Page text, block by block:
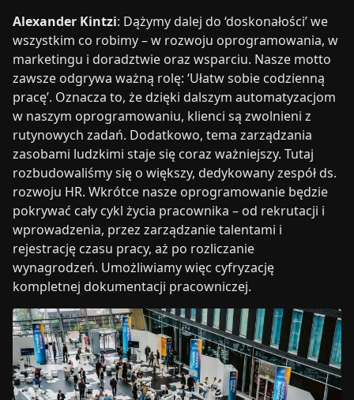
Alexander Kintzi: Dążymy dalej do ‘doskonałości’ we
wszystkim co robimy – w rozwoju oprogramowania, w
marketingu i doradztwie oraz wsparciu. Nasze motto
zawsze odgrywa ważną rolę: ‘Ułatw sobie codzienną
pracę’. Oznacza to, że dzięki dalszym automatyzacjom
w naszym oprogramowaniu, klienci są zwolnieni z
rutynowych zadań. Dodatkowo, tema zarządzania
zasobami ludzkimi staje się coraz ważniejszy. Tutaj
rozbudowaliśmy się o większy, dedykowany zespół ds.
rozwoju HR. Wkrótce nasze oprogramowanie będzie
pokrywać cały cykl życia pracownika – od rekrutacji i
wprowadzenia, przez zarządzanie talentami i
rejestrację czasu pracy, aż po rozliczanie
wynagrodzeń. Umożliwiamy więc cyfryzację
kompletnej dokumentacji pracowniczej.